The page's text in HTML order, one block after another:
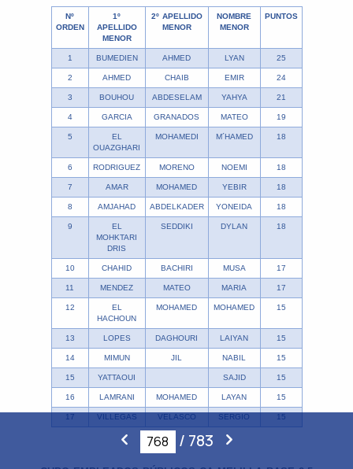
/ 783
Nº
ORDEN
1º
APELLIDO
MENOR
2º APELLIDO
MENOR
NOMBRE
MENOR
PUNTOS
1 BUMEDIEN AHMED LYAN 25
2 AHMED CHAIB EMIR 24
3 BOUHOU ABDESELAM YAHYA 21
4 GARCIA GRANADOS MATEO 19
5
EL
OUAZGHARI
MOHAMEDI M´HAMED 18
6 RODRIGUEZ MORENO NOEMI 18
7 AMAR MOHAMED YEBIR 18
8 AMJAHAD ABDELKADER YONEIDA 18
9
EL
MOHKTARI
DRIS
SEDDIKI DYLAN 18
10 CHAHID BACHIRI MUSA 17
11 MENDEZ MATEO MARIA 17
12
EL
HACHOUN
MOHAMED MOHAMED 15
13 LOPES DAGHOURI LAIYAN 15
14 MIMUN JIL NABIL 15
15 YATTAOUI SAJID 15
16 LAMRANI MOHAMED LAYAN 15
17 VILLEGAS VELASCO SERGIO 15